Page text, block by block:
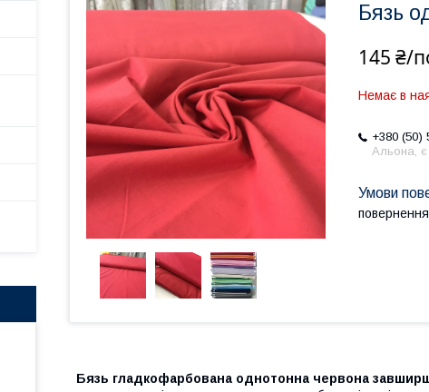
Бязь
145 ₴/
Немає в
+380 (50)
Альона,
Бязь гладкофарбована однотонна червона